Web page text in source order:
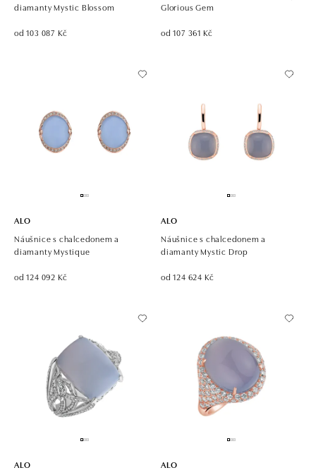
diamanty Mystic Blossom
od 103 087 Kč
Glorious Gem
od 107 361 Kč
ALO
Náušnice s chalcedonem a
diamanty Mystique
od 124 092 Kč
ALO
Náušnice s chalcedonem a
diamanty Mystic Drop
od 124 624 Kč
ALO
ALO